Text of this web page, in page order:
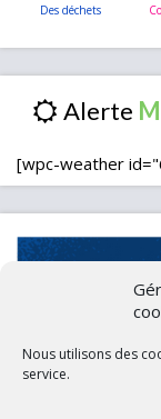
Nous utilisons des
service.
Alerte
[wpc-weather